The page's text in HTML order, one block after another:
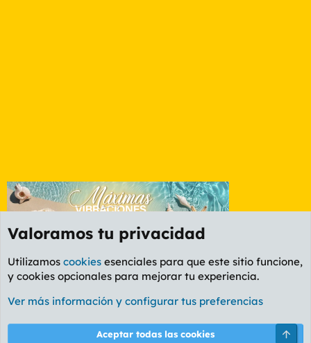
Foro Informática y Videojuegos
Cookies
PL OLDSTYLE AMARILLO
Términos y reglas Política de privacidad Ayuda
Valoramos tu privacidad
Utilizamos cookies esenciales para que este sitio funcione,
y cookies opcionales para mejorar tu experiencia.
Ver más información y configurar tus preferencias
Aceptar todas las cookies